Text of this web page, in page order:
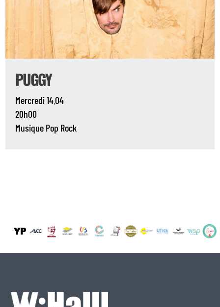
PUGGY
Mercredi 14.04
20h00
Musique Pop Rock